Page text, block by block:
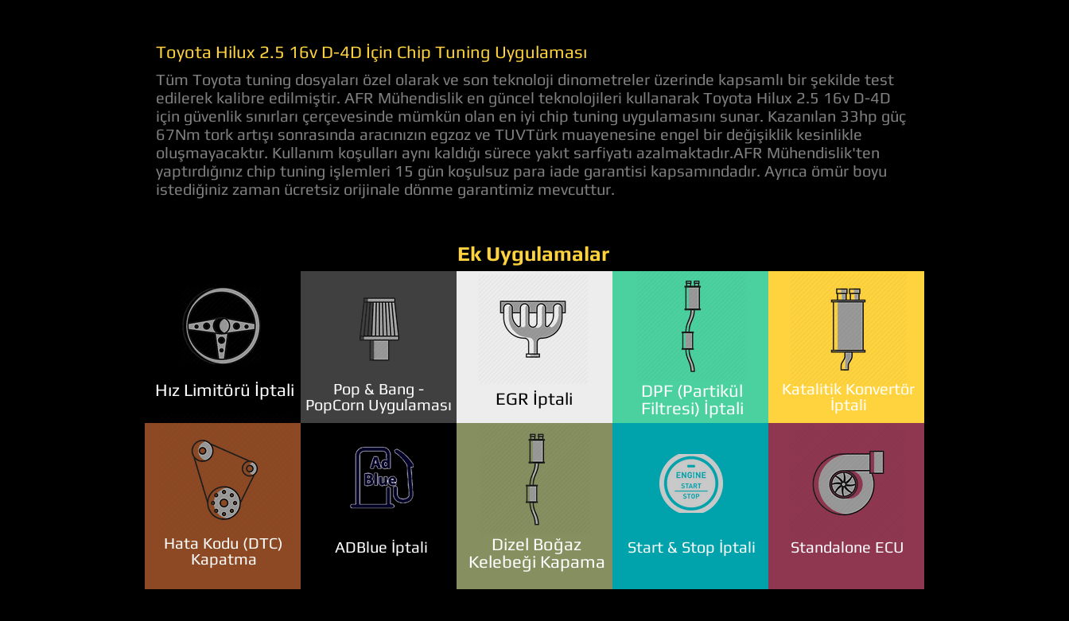
Toyota Hilux 2.5 16v D-4D İçin Chip Tuning Uygulaması
Tüm Toyota tuning dosyaları özel olarak ve son teknoloji dinometreler üzerinde kapsamlı bir şekilde test
edilerek kalibre edilmiştir. AFR Mühendislik en güncel teknolojileri kullanarak Toyota Hilux 2.5 16v D-4D
için güvenlik sınırları çerçevesinde mümkün olan en iyi chip tuning uygulamasını sunar. Kazanılan 33hp güç
67Nm tork artışı sonrasında aracınızın egzoz ve TUVTürk muayenesine engel bir değişiklik kesinlikle
oluşmayacaktır. Kullanım koşulları aynı kaldığı sürece yakıt sarfiyatı azalmaktadır.AFR Mühendislik'ten
yaptırdığınız chip tuning işlemleri 15 gün koşulsuz para iade garantisi kapsamındadır. Ayrıca ömür boyu
istediğiniz zaman ücretsiz orijinale dönme garantimiz mevcuttur.
Ek Uygulamalar
Hız Limitörü İptali
Pop & Bang -
PopCorn Uygulaması
DPF (Partikül
Filtresi) İptali
Katalitik Konvertör
İptali
EGR İptali
Hata Kodu (DTC)
Kapatma
ADBlue İptali
Dizel Boğaz
Kelebeği Kapama
Start & Stop İptali Standalone ECU